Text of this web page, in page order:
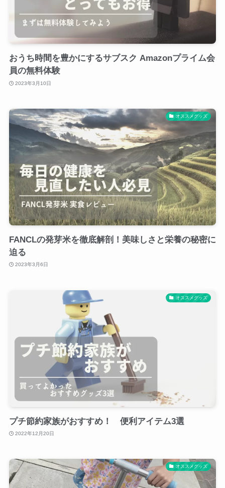
おうち時間を豊かにするサブスク Amazonプライム会
員の無料体験
2023年3月10日
オススメグッズ
FANCLの発芽米を徹底解剖！美味しさと栄養の秘密に
迫る
2023年3月6日
オススメグッズ
プチ節約家族がおすすめ！ 便利アイテム3選
2022年12月20日
オススメグッズ